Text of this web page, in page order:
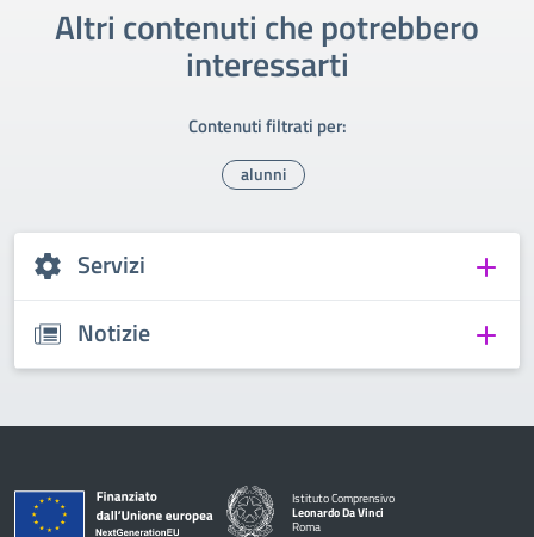
Altri contenuti che potrebbero
interessarti
Contenuti filtrati per:
alunni
Servizi
Notizie
Istituto Comprensivo
Leonardo Da Vinci
Roma